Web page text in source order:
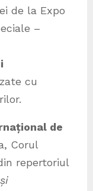
de la Expo
–
cu
de
Corul
repertoriul